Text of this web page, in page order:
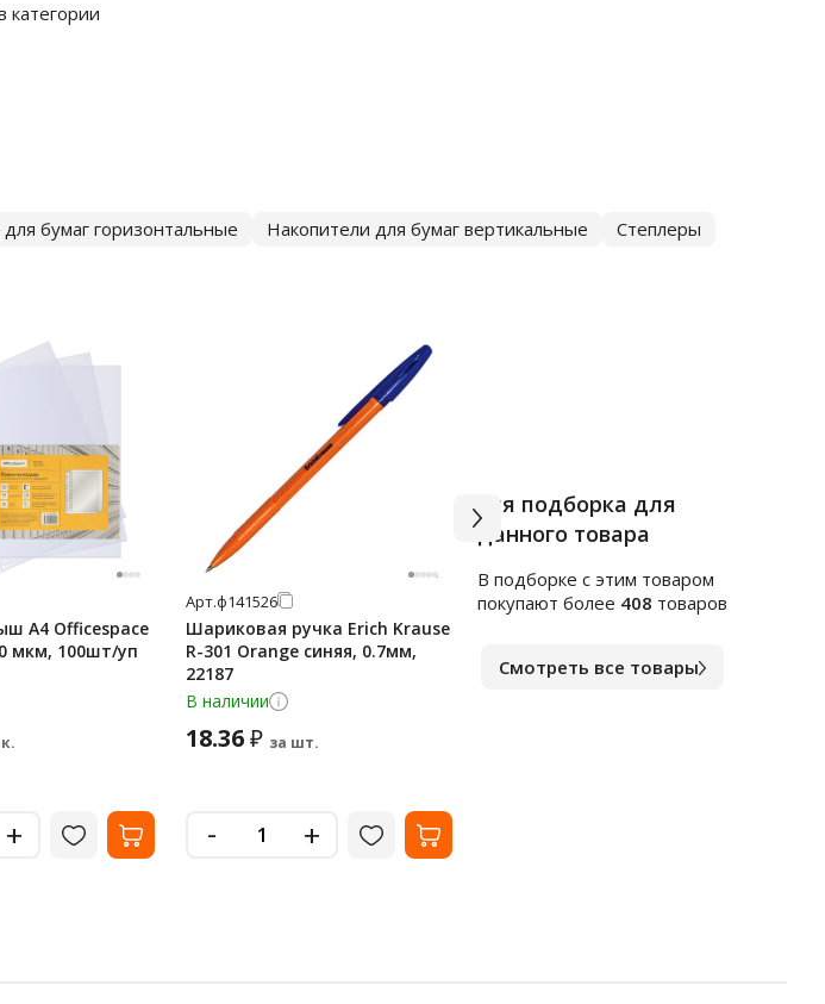
категории
бумаг горизонтальные Накопители для бумаг вертикальные
Степлеры
А4 Officespace
мкм, 100шт/уп
+
Арт.ф141526
Шариковая ручка Erich Krause
R-301 Orange синяя, 0.7мм,
22187
В наличии
18.36₽ за шт.
- +
Арт.я255248
45х12мм, 5цветов по 20
Вся подборка для
данного товара
В подборке c этим товаром
покупают более 408 товаров
Смотреть все товары